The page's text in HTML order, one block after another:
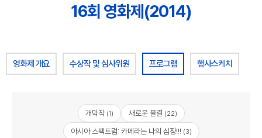
16회 영화제(2014)
영화제 개요 수상작 및 심사위원 프로그램 행사스케치
개막작(1) 새로운 물결 (22)
아시아 스펙트럼: 카메라는 나의 심장!!! (3)